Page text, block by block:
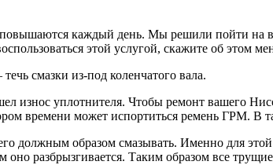
каждый день. Мы решили пойти на
этой услугой, скажите об этом
смазки из-под коленчатого вала.
износ уплотнителя. Чтобы ремонт вашего
времени может испортиться ремень ГРМ. В
должным образом смазывать. Именно для
разбрызгивается. Таким образом все